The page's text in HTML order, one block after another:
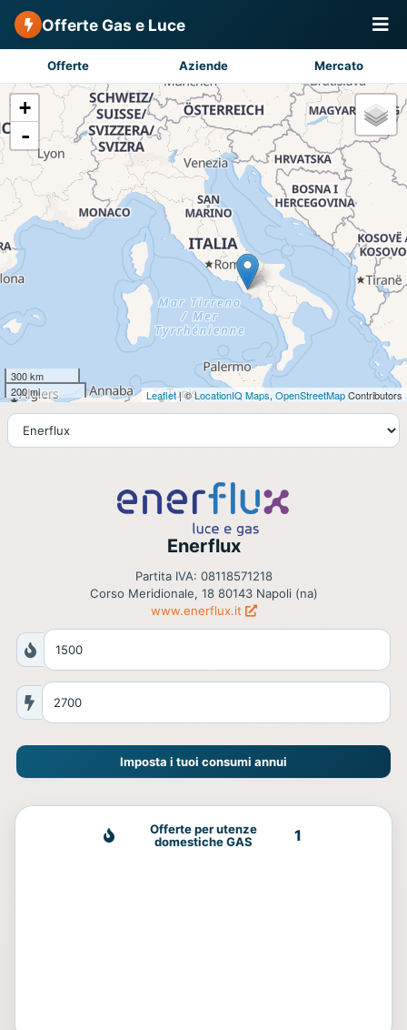
Offerte Gas e Luce
Offerte Aziende Mercato
+
-
300 km
200 mi
Leaflet| ©LocationIQ Maps, OpenStreetMapContributors
Enerflux
Partita IVA: 08118571218
Corso Meridionale, 18 80143 Napoli (na)
www.enerflux.it
Imposta i tuoi consumi annui
Offerte per utenze
domestiche GAS
1